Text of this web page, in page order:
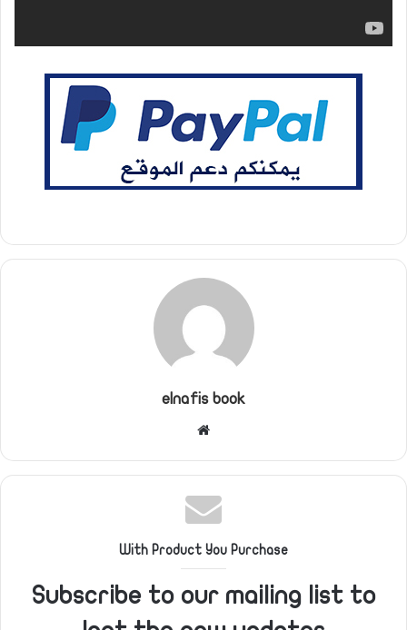
elnafis book
With Product You Purchase
Subscribe to our mailing list to